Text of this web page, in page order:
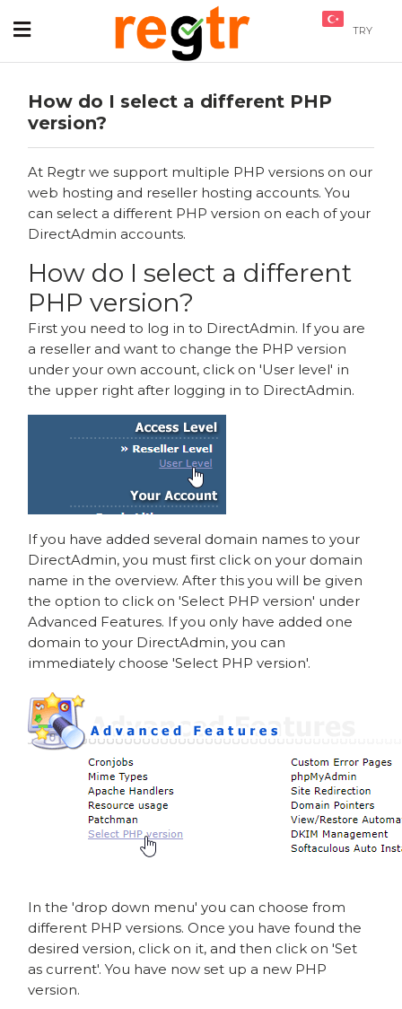
TRY
How do I select a different PHP
version?
At Regtr we support multiple PHP versions on our
web hosting and reseller hosting accounts. You
can select a different PHP version on each of your
DirectAdmin accounts.
How do I select a different
PHP version?
First you need to log in to DirectAdmin. If you are
a reseller and want to change the PHP version
under your own account, click on 'User level' in
the upper right after logging in to DirectAdmin.
If you have added several domain names to your
DirectAdmin, you must first click on your domain
name in the overview. After this you will be given
the option to click on 'Select PHP version' under
Advanced Features. If you only have added one
domain to your DirectAdmin, you can
immediately choose 'Select PHP version'.
In the 'drop down menu' you can choose from
different PHP versions. Once you have found the
desired version, click on it, and then click on 'Set
as current'. You have now set up a new PHP
version.